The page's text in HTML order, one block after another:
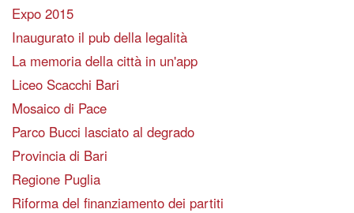
Expo 2015
Inaugurato il pub della legalità
La memoria della città in un'app
Liceo Scacchi Bari
Mosaico di Pace
Parco Bucci lasciato al degrado
Provincia di Bari
Regione Puglia
Riforma del finanziamento dei partiti